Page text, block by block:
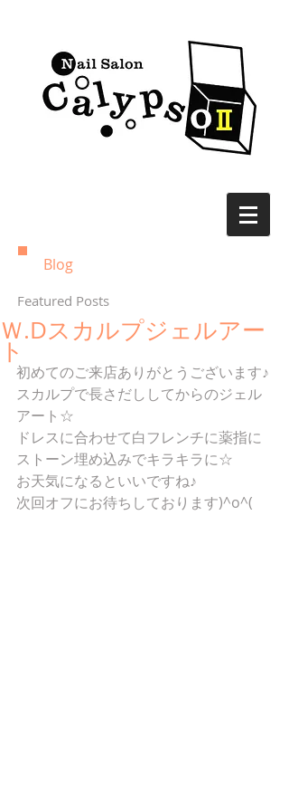
Blog
Featured Posts
Ｗ.Dスカルプジェルアー
ト
初めてのご来店ありがとうございます♪
スカルプで長さだししてからのジェル
アート☆
ドレスに合わせて白フレンチに薬指に
ストーン埋め込みでキラキラに☆
お天気になるといいですね♪
次回オフにお待ちしております)^o^(